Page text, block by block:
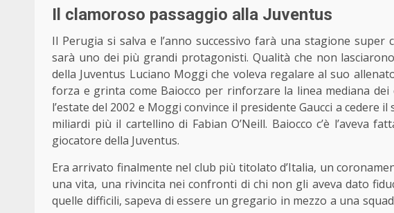
Il clamoroso passaggio alla Juventus
Il Perugia si salva e l’anno successivo farà una stagione super
sarà uno dei più grandi protagonisti. Qualità che non
della Juventus Luciano Moggi che voleva regalare al suo
forza e grinta come Baiocco per rinforzare la linea mediana dei
l’estate del 2002 e Moggi convince il presidente Gaucci a cedere
miliardi più il cartellino di Fabian O’Neill. Baiocco c’è l’aveva
giocatore della Juventus.
Era arrivato finalmente nel club più titolato d’Italia, un
una vita, una rivincita nei confronti di chi non gli aveva dato
quelle difficili, sapeva di essere un gregario in mezzo a una